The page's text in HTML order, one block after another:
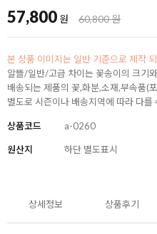
57,800 원 60,800 원
본 상품 이미지는 일반 기준으로 제작
알뜰/일반/고급 차이는 꽃송이의 크기
배송되는 제품의 꽃,화분,소재,부속품(
별도로 시즌이나 배송지역에 따라 다를
상품코드 a-0260
원산지 하단 별도표시
상세정보 상품후기